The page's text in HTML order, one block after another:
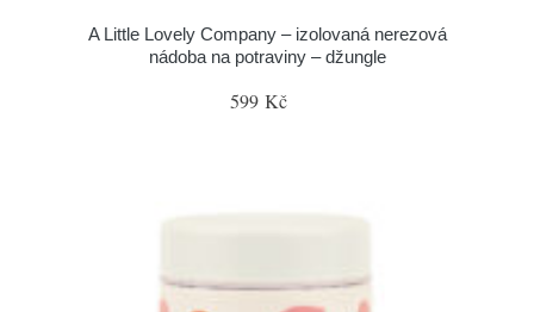
A Little Lovely Company – izolovaná nerezová
nádoba na potraviny – džungle
599 Kč